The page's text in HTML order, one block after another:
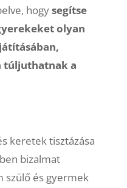
hogysegítse
olyan
túljuthatnak a
keretek tisztázása
bizalmat
szülő és gyermek